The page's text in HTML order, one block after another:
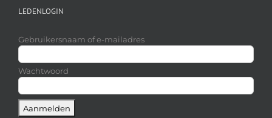
LEDENLOGIN
Gebruikersnaam of e-mailadres
Wachtwoord